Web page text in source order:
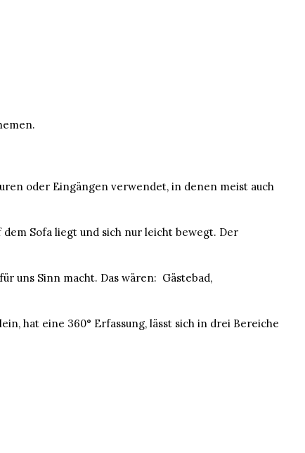
oder Eingängen verwendet, in denen meist auch
Sofa liegt und sich nur leicht bewegt. Der
uns Sinn macht. Das wären: Gästebad,
hat eine 360° Erfassung, lässt sich in drei Bereiche